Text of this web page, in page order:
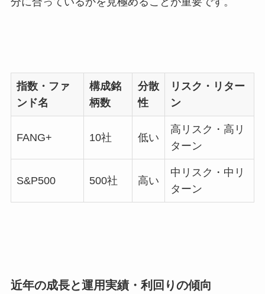
指数・ファ
ンド名
構成銘
柄数
分散
性
リスク・リター
ン
FANG+ 10社 低い
高リスク・高リ
ターン
S&P500 500社 高い
中リスク・中リ
ターン
近年の成長と運用実績・利回りの傾向